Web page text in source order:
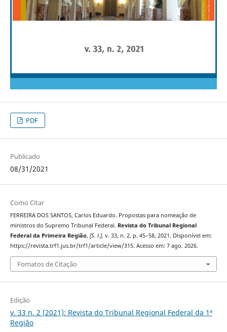
PDF
Publicado
08/31/2021
Como Citar
FERREIRA DOS SANTOS, Carlos Eduardo. Propostas para nomeação de
ministros do Supremo Tribunal Federal. Revista do Tribunal Regional
Federal da Primeira Região, [S. l.], v. 33, n. 2, p. 45–58, 2021. Disponível em:
https://revista.trf1.jus.br/trf1/article/view/315. Acesso em: 7 ago. 2026.
Fomatos de Citação
Edição
v. 33 n. 2 (2021): Revista do Tribunal Regional Federal da 1ª
Região